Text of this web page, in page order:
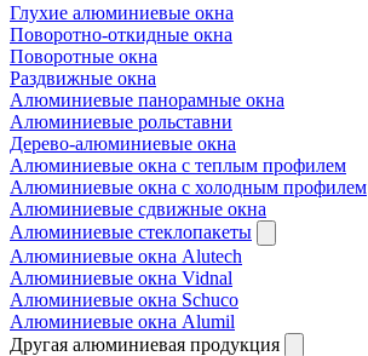
Глухие алюминиевые окна
Поворотно-откидные окна
Поворотные окна
Раздвижные окна
Алюминиевые панорамные окна
Алюминиевые рольставни
Дерево-алюминиевые окна
Алюминиевые окна с теплым профилем
Алюминиевые окна с холодным профилем
Алюминиевые сдвижные окна
Алюминиевые стеклопакеты
Алюминиевые окна Alutech
Алюминиевые окна Vidnal
Алюминиевые окна Schuco
Алюминиевые окна Alumil
Другая алюминиевая продукция